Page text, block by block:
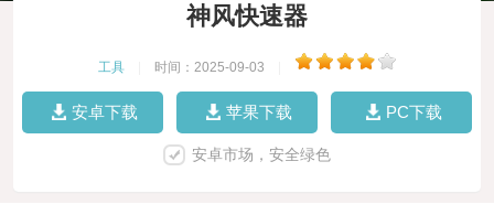
神风快速器
工具 时间：2025-09-03
安卓下载 苹果下载 PC下载
安卓市场，安全绿色